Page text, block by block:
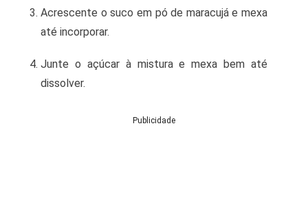
Acrescente o suco em pó de maracujá e mexa
até incorporar.
Junte o açúcar à mistura e mexa bem até
dissolver.
Publicidade